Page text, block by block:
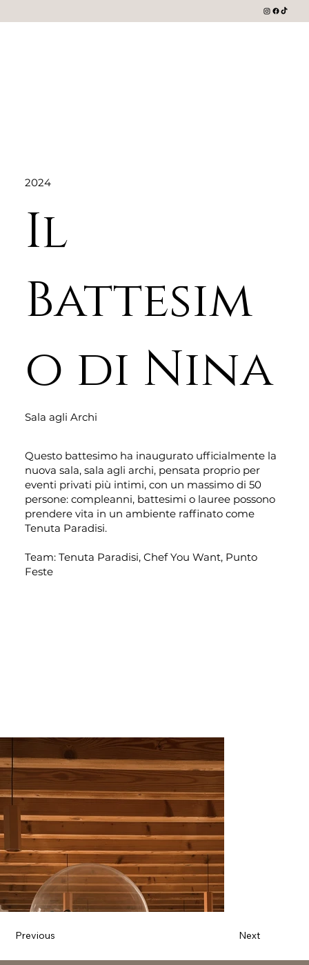
Sala agli Archi
Il
Battesim
o di Nina
2024
Questo battesimo ha inaugurato ufficialmente la
nuova sala, sala agli archi, pensata proprio per
eventi privati più intimi, con un massimo di 50
persone: compleanni, battesimi o lauree possono
prendere vita in un ambiente raffinato come
Tenuta Paradisi.
Team: Tenuta Paradisi, Chef You Want, Punto
Feste
Previous Next